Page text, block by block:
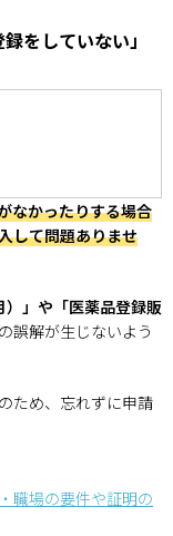
をしていない」
なかったりする場合
して問題ありませ
）」や「医薬品登録販
誤解が生じないよう
ため、忘れずに申請
職場の要件や証明の